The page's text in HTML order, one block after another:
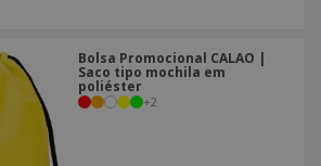
Bolsa Promocional CALAO |
Saco tipo mochila em
poliéster
+2